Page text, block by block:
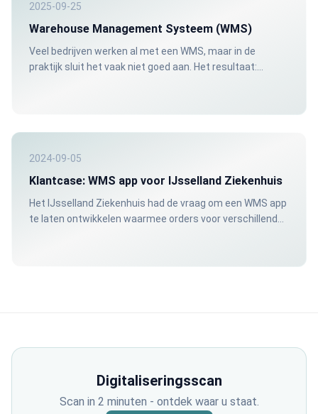
2025-09-25
Warehouse Management Systeem (WMS)
Veel bedrijven werken al met een WMS, maar in de
praktijk sluit het vaak niet goed aan. Het resultaat:
2024-09-05
Klantcase: WMS app voor IJsselland Ziekenhuis
Het IJsselland Ziekenhuis had de vraag om een WMS app
te laten ontwikkelen waarmee orders voor verschillende
Digitaliseringsscan
Scan in 2 minuten - ontdek waar u staat.